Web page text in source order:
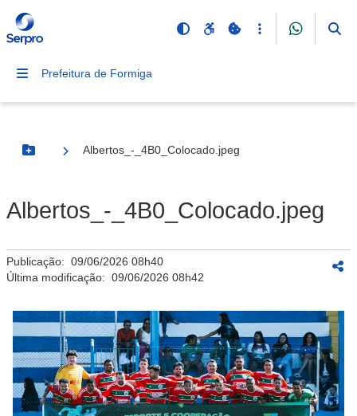
Prefeitura de Formiga
Botão Menu
Albertos_-_4B0_Colocado.jpeg
Albertos_-_4B0_Colocado.jpeg
Publicação: 09/06/2026 08h40
Última modificação: 09/06/2026 08h42